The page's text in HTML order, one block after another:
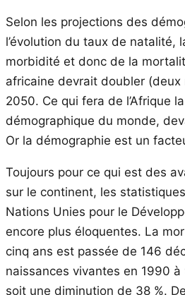
Selon les projections des
l’évolution du taux de natalité,
morbidité et donc de la
africaine devrait doubler (deux
2050. Ce qui fera de l’Afrique
démographique du monde,
Or la démographie est un
Toujours pour ce qui est des
sur le continent, les
Nations Unies pour le
encore plus éloquentes. La
cinq ans est passée de 146
naissances vivantes en 1990 à
soit une diminution de 38 %.